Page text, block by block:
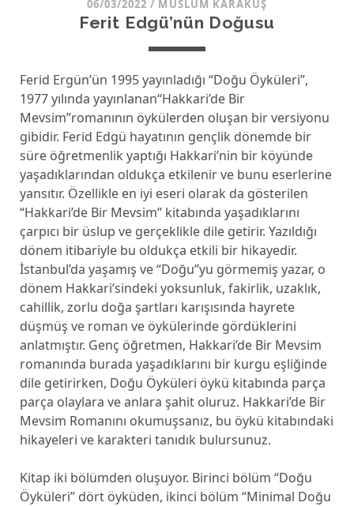
06/03/2022 / MÜSLÜM KARAKUŞ
Ferit Edgü’nün Doğusu
Ferid Ergün’ün 1995 yayınladığı “Doğu Öyküleri”,
1977 yılında yayınlanan“Hakkari’de Bir
Mevsim”romanının öykülerden oluşan bir versiyonu
gibidir. Ferid Edgü hayatının gençlik dönemde bir
süre öğretmenlik yaptığı Hakkari’nin bir köyünde
yaşadıklarından oldukça etkilenir ve bunu eserlerine
yansıtır. Özellikle en iyi eseri olarak da gösterilen
“Hakkari’de Bir Mevsim” kitabında yaşadıklarını
çarpıcı bir üslup ve gerçeklikle dile getirir. Yazıldığı
dönem itibariyle bu oldukça etkili bir hikayedir.
İstanbul’da yaşamış ve “Doğu”yu görmemiş yazar, o
dönem Hakkari’sindeki yoksunluk, fakirlik, uzaklık,
cahillik, zorlu doğa şartları karışısında hayrete
düşmüş ve roman ve öykülerinde gördüklerini
anlatmıştır. Genç öğretmen, Hakkari’de Bir Mevsim
romanında burada yaşadıklarını bir kurgu eşliğinde
dile getirirken, Doğu Öyküleri öykü kitabında parça
parça olaylara ve anlara şahit oluruz. Hakkari’de Bir
Mevsim Romanını okumuşsanız, bu öykü kitabındaki
hikayeleri ve karakteri tanıdık bulursunuz.
Kitap iki bölümden oluşuyor. Birinci bölüm “Doğu
Öyküleri” dört öyküden, ikinci bölüm “Minimal Doğu